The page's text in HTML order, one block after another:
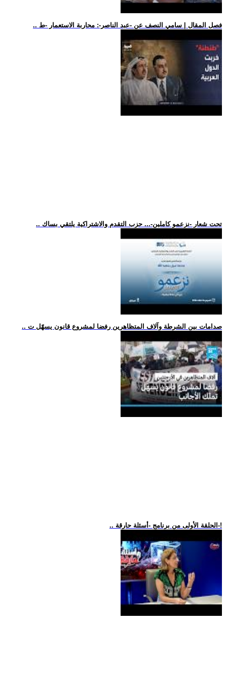
.. فصل المقال | سامي النصف عن -عبد الناصر-: محاربة الاستعمار -ط
.. تحت شعار -نزعمو كاملين-... حزب التقدم والاشتراكية يلتقي بساك
.. صدامات بين الشرطة وآلاف المتظاهرين رفضا لمشروع قانون يسهّل ت
.. الحلقة الأولى من برنامج -أسئلة حارقة-!